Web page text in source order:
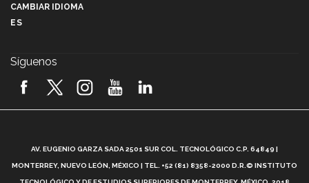
2026! (video)
¿Cómo es el Modelo Educativo Tec? (video)
CAMBIAR IDIOMA
ES
Síguenos
AV. EUGENIO GARZA SADA 2501 SUR COL. TECNOLÓGICO C.P. 64849 |
MONTERREY, NUEVO LEÓN, MÉXICO | TEL. +52 (81) 8358-2000 D.R.© INSTITUTO